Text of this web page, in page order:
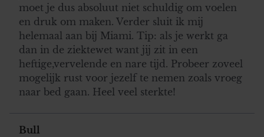
moet je dus absoluut niet schuldig om voelen
en druk om maken. Verder sluit ik mij
helemaal aan bij Miami. Tip: als je werkt ga
dan in de ziektewet want jij zit in een
heftige,vervelende en nare tijd. Probeer zoveel
mogelijk rust voor jezelf te nemen zoals vroeg
naar bed gaan. Heel veel sterkte!
Bull